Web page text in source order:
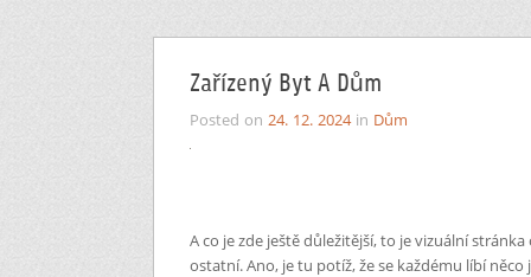
Zařízený Byt A Dům
Posted on 24. 12. 2024in Dům
A co je zde ještě důležitější, to je vizuální
ostatní. Ano, je tu potíž, že se každému líbí